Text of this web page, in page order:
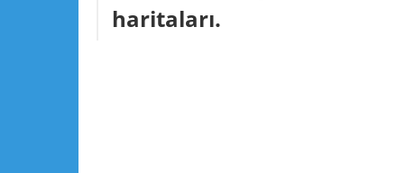
haritaları.